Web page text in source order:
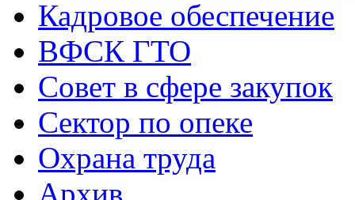
Кадровое обеспечение
ВФСК ГТО
Совет в сфере закупок
Сектор по опеке
Охрана труда